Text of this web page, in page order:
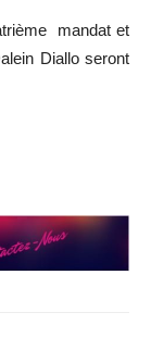
mandat et
Diallo seront